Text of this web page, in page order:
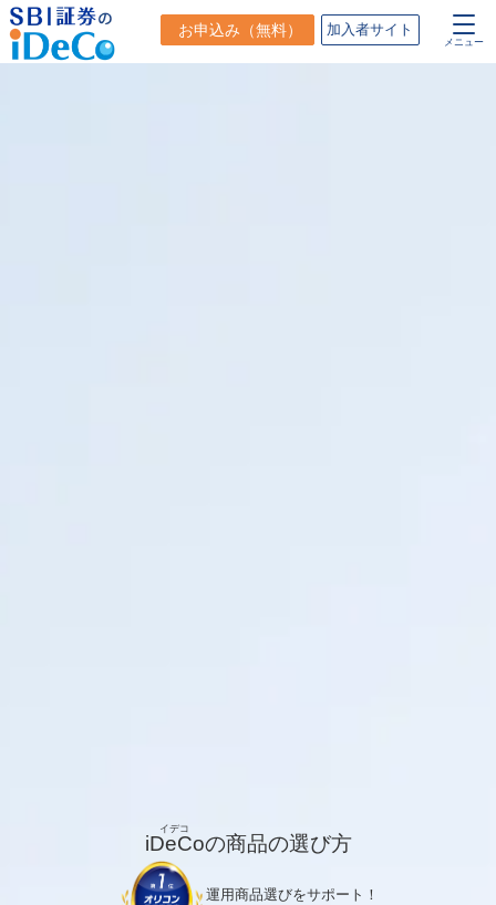
メニュー
加入者サイト
お申込み （無料）
iDeCoの商品の選び方
運用商品選びをサポート！